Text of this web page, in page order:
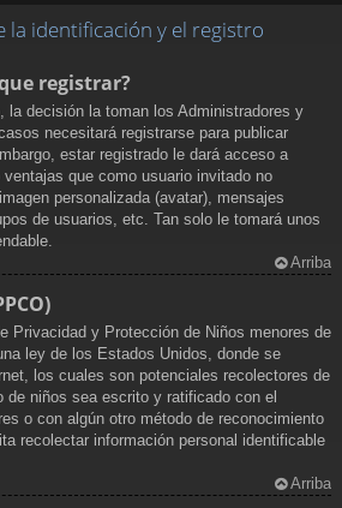
la identificación y el registro
registrar?
la decisión la toman los Administradores y
necesitará registrarse para publicar
estar registrado le dará acceso a
que como usuario invitado no
personalizada (avatar), mensajes
de usuarios, etc. Tan solo le tomará unos
Arriba
Privacidad y Protección de Niños menores de
ley de los Estados Unidos, donde se
los cuales son potenciales recolectores de
de niños sea escrito y ratificado con el
o con algún otro método de reconocimiento
recolectar información personal identificable
Arriba